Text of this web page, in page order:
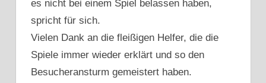
es nicht bei einem Spiel belassen haben,
spricht für sich.
Vielen Dank an die fleißigen Helfer, die die
Spiele immer wieder erklärt und so den
Besucheransturm gemeistert haben.